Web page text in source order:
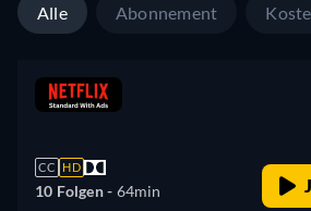
Alle Abonnement
CC HD
10 Folgen - 64min